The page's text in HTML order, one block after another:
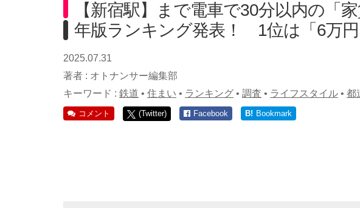
【新宿駅】まで電車で30分以内の「
年版ランキング発表！ 1位は「6万
2025.07.31
著者 : オトナンサー編集部
キーワード : 鉄道 • 住まい • ランキング • 調査 • ライフスタイル • 都
コメント (Twitter) Facebook B! Bookmark